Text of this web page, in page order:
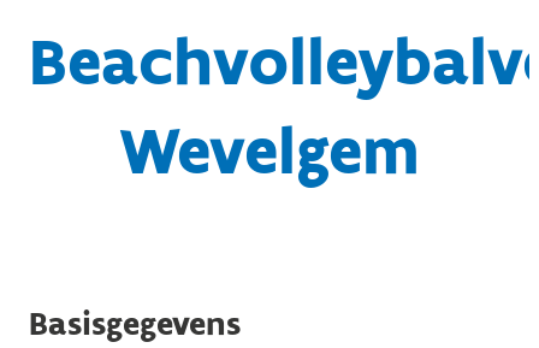
Wevelgem
Basisgegevens